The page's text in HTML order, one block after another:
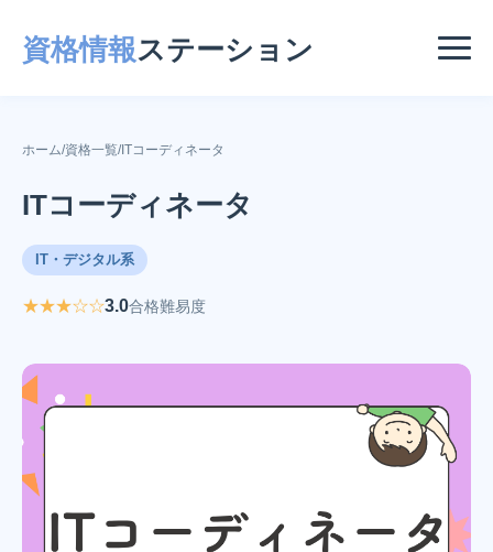
資格情報ステーション
ホーム/資格一覧/ITコーディネータ
ITコーディネータ
IT・デジタル系
★★★☆☆3.0合格難易度